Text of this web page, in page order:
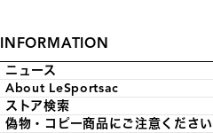
INFORMATION
ニュース
About LeSportsac
ストア検索
偽物・コピー商品にご注意ください